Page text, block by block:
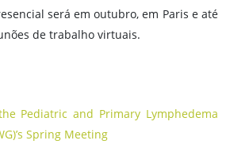
será em outubro, em Paris e até
de trabalho virtuais.
Pediatric and Primary Lymphedema
Spring Meeting